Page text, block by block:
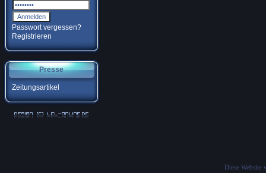
Passwort vergessen?
Registrieren
Presse
Zeitungsartikel
Diese Website